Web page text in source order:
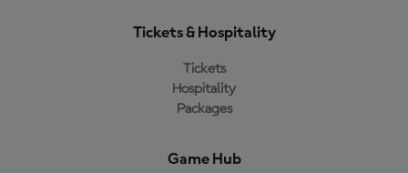
Tickets & Hospitality
Tickets
Hospitality
Packages
Game Hub